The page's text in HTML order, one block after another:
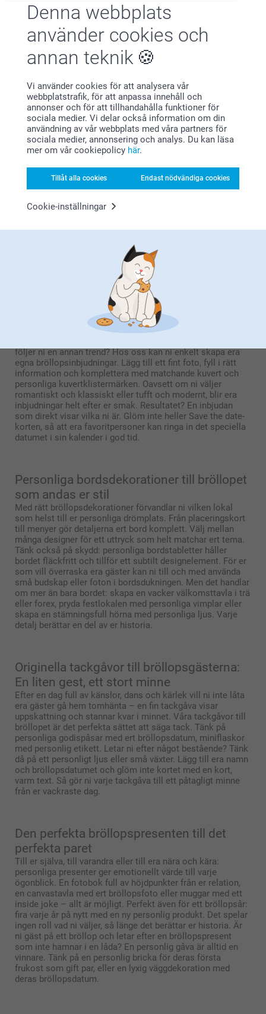
Denna webbplats
använder cookies och
annan teknik
Vi använder cookies för att analysera vår
webbplatstrafik, för att anpassa innehåll och
annonser och för att tillhandahålla funktioner för
sociala medier. Vi delar också information om din
användning av vår webbplats med våra partners för
sociala medier, annonsering och analys. Du kan läsa
mer om vår cookiepolicy här.
Tillåt alla cookies Endast nödvändiga cookies
Cookie-inställningar
Allt för er vackraste dag:
inbjudningar, dekorationer &
mer
personlig touch som berättar er historia. Oavsett om ni
drömmer om ett storslaget bröllop eller en intim
trädgårdscermoni, hjälper vi er att göra er unika
kärlekshistoria verklig. Från den första bröllopsinbjudan
oförglömligt. Upptäck personliga inbjudningar, originella
bordsdekorationer, unika tackgåvor och presenter som
verkligen är era. Allt ni behöver för att göra ert bröllop till
en oförglömlig upplevelse finns här på ett ställe.
Skapa egna originella bröllopsinbjudningar
Imponera med unika bröllopsinbjudningar och Save the
date-kort. Er inbjudan sätter tonen för hela dagen, så varför
inte en design som verkligen passar er? Vill ni ha en
följer ni en annan trend? Hos oss kan ni enkelt skapa era
egna bröllopsinbjudningar. Lägg till ett fint foto, fyll i rätt
information och komplettera med matchande kuvert och
personliga kuvertklistermärken. Oavsett om ni väljer
romantiskt och klassiskt eller tufft och modernt, blir era
inbjudningar helt efter er smak. Resultatet? En inbjudan
som direkt visar vilka ni är. Glöm inte heller Save the date-
korten, så att era favoritpersoner kan ringa in det speciella
datumet i sin kalender i god tid.
Personliga bordsdekorationer till bröllopet
som andas er stil
Med rätt bröllopsdekorationer förvandlar ni vilken lokal
som helst till er personliga drömplats. Från placeringskort
till menyer gör detaljerna ert bord komplett. Välj mellan
många designer för ett uttryck som helt matchar ert tema.
Tänk också på skydd: personliga bordstabletter håller
bordet fläckfritt och tillför ett subtilt designelement. För er
som vill överraska era gäster kan ni till och med använda
små budskap eller foton i bordsdukningen. Men det handlar
om mer än bara bordet: skapa en vacker välkomsttavla i trä
eller forex, pryda festlokalen med personliga vimplar eller
skapa en stämningsfull hörna med personliga ljus. Varje
detalj berättar en del av er historia.
Originella tackgåvor till bröllopsgästerna:
En liten gest, ett stort minne
Efter en dag full av känslor, dans och kärlek vill ni inte låta
era gäster gå hem tomhänta – en fin tackgåva visar
uppskattning och stannar kvar i minnet. Våra tackgåvor till
bröllopet är det perfekta sättet att säga tack. Tänk på
personliga godispåsar med ert bröllopsdatum, miniflaskor
med personlig etikett. Letar ni efter något bestående? Tänk
då på ett personligt ljus eller små växter. Lägg till era namn
och bröllopsdatumet och glöm inte kortet med en kort,
varm text. Så gör ni varje tackgåva till ett påtagligt minne
från er vackraste dag.
Den perfekta bröllopspresenten till det
perfekta paret
Till er själva, till varandra eller till era nära och kära:
personliga presenter ger emotionellt värde till varje
ögonblick. En fotobok full av höjdpunkter från er relation,
en canvastavla med ert bröllopsfoto eller muggar med ett
inside joke – allt är möjligt. Perfekt även för ett bröllopsår:
fira varje år på nytt med en ny personlig produkt. Det spelar
ingen roll vad ni väljer, så länge det berättar er historia. Är
ni gäst på ett bröllop och letar efter en bröllopspresent
som inte hamnar i en låda? En personlig gåva är alltid en
vinnare. Tänk på en personlig bricka för deras första
frukost som gift par, eller en lyxig väggdekoration med
deras bröllopsdatum.